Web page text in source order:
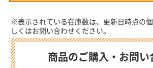
※表示されている在庫数は、更新日時点の
しくはお問い合わせください。
商品のご購入・お問い